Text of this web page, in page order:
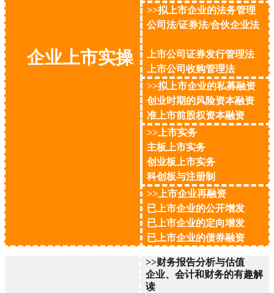
企业上市实操
>>拟上市企业的法务管理
公司法/证券法/合伙企业法
上市公司证券发行管理法
上市公司收购管理法
>>拟上市企业的私募融资
创业时期的风险资本融资
准上市前股权资本融资
>>上市实务
主板上市实务
创业板上市实务
科创板与注册制
>>上市企业再融资
已上市企业的公开增发
已上市企业的定向增发
已上市企业的债券融资
>>财务报告分析与估值
企业、会计和财务的有趣解
读